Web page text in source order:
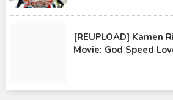
Kamen Rider W
Kamen Rider Wizard[REUPLOAD] Kamen
Movie: God Speed